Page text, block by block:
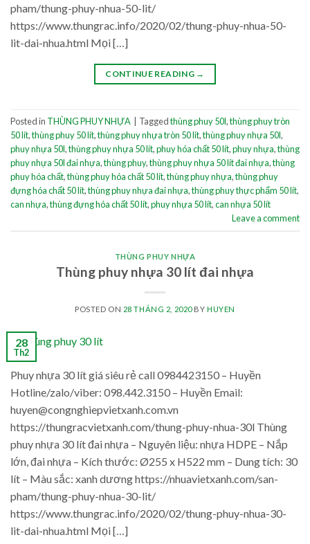
pham/thung-phuy-nhua-50-lit/
https://www.thungrac.info/2020/02/thung-phuy-nhua-50-
lit-dai-nhua.html Mọi […]
CONTINUE READING →
Posted in THÙNG PHUY NHỰA Taggedthùng phuy 50l,thùng phuy tròn
50 lít,thùng phuy 50 lít,thùng phuy nhựa tròn 50 lít,thùng phuy nhựa 50l,
phuy nhựa 50l,thùng phuy nhựa 50 lít,phuy hóa chất 50 lít,phuy nhựa,thùng
phuy nhựa 50l đai nhựa,thùng phuy,thùng phuy nhựa 50 lít đai nhựa,thùng
phuy hóa chất,thùng phuy hóa chất 50 lít,thùng phuy nhựa,thùng phuy
đựng hóa chất 50 lít,thùng phuy nhựa đai nhựa,thùng phuy thực phẩm 50 lít,
can nhựa,thùng đựng hóa chất 50 lít,phuy nhựa 50 lít,can nhựa 50 lít
Leave a comment
THÙNG PHUY NHỰA
Thùng phuy nhựa 30 lít đai nhựa
POSTED ON 28 THÁNG 2, 2020BY HUYEN
28
Th2
Phuy nhựa 30 lít giá siêu rẻ call 0984423150 – Huyền
Hotline/zalo/viber: 098.442.3150 – Huyền Email:
huyen@congnghiepvietxanh.com.vn
https://thungracvietxanh.com/thung-phuy-nhua-30l Thùng
phuy nhựa 30 lít đai nhựa – Nguyên liệu: nhựa HDPE – Nắp
lớn, đai nhựa – Kích thước: Ø255 x H522 mm – Dung tích: 30
lít – Màu sắc: xanh dương https://nhuavietxanh.com/san-
pham/thung-phuy-nhua-30-lit/
https://www.thungrac.info/2020/02/thung-phuy-nhua-30-
lit-dai-nhua.html Mọi […]